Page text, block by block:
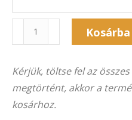
Naptár
7F-
(21×30
cm)
álló
Kérjük, töltse fel az
megtörtént, akkor a
kosárhoz.